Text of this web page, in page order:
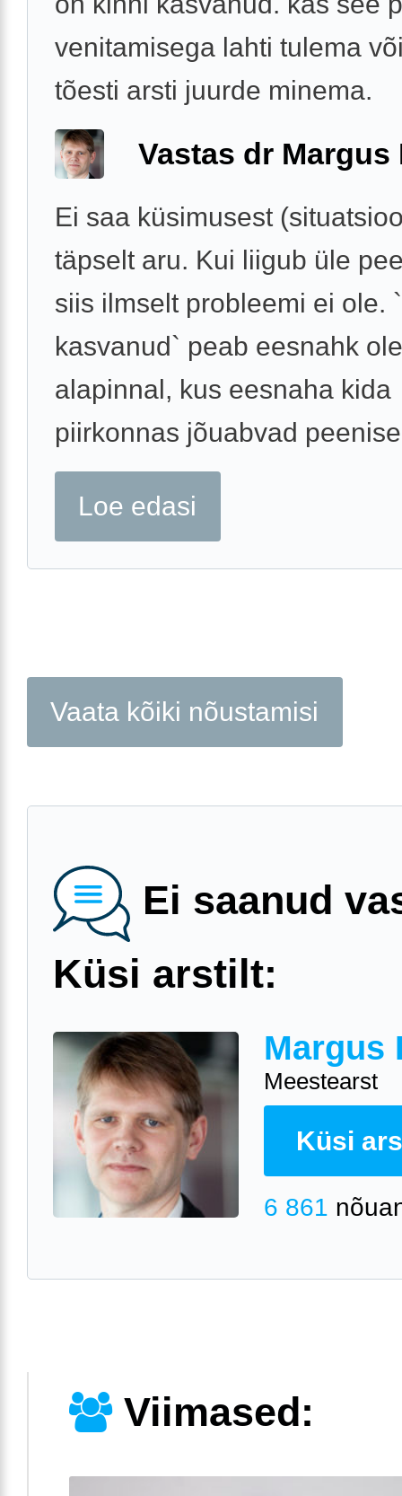
venitamisega lahti tulema
tõesti arsti juurde minema.
Vastas dr Margus
Ei saa küsimusest
täpselt aru. Kui liigub üle
siis ilmselt probleemi ei ole.
kasvanud` peab eesnahk
alapinnal, kus eesnaha kida
piirkonnas jõuabvad
Loe edasi
Vaata kõiki nõustamisi
Ei saanud
Küsi arstilt:
Margus
Meestearst
Küsi
6 861
Viimased: